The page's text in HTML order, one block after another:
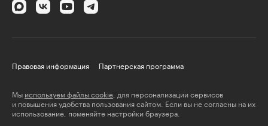
Правовая информация Партнерская программа
Мы используем файлы cookie , для персонализации сервисов
и повышения удобства пользования сайтом. Если вы не согласны на их
использование, поменяйте настройки браузера.